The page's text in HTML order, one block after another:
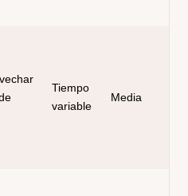
Tiempo
variable
Media